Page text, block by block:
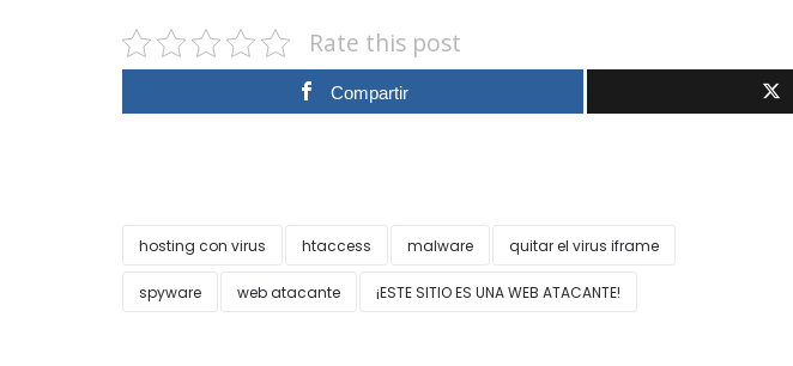
Rate this post
Compartir
hosting con virus htaccess malware quitar el virus iframe
spyware web atacante ¡ESTE SITIO ES UNA WEB ATACANTE!